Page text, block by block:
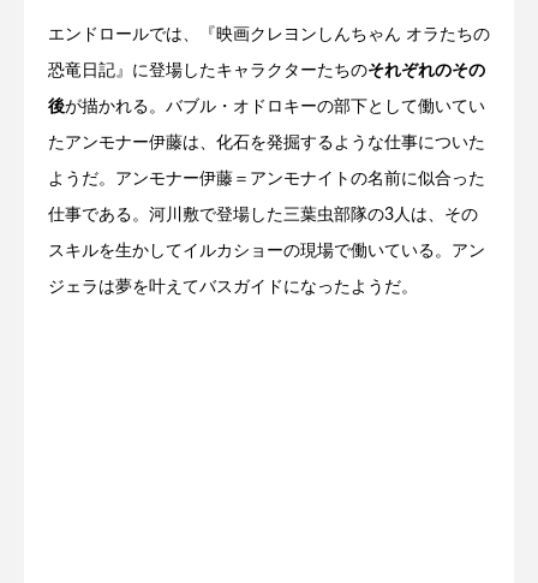
エンドロールでは、『映画クレヨンしんちゃん オラたちの
恐竜日記』に登場したキャラクターたちのそれぞれのその
後が描かれる。バブル・オドロキーの部下として働いてい
たアンモナー伊藤は、化石を発掘するような仕事についた
ようだ。アンモナー伊藤＝アンモナイトの名前に似合った
仕事である。河川敷で登場した三葉虫部隊の3人は、その
スキルを生かしてイルカショーの現場で働いている。アン
ジェラは夢を叶えてバスガイドになったようだ。